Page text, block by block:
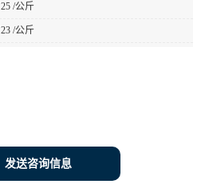
25 /公斤
23 /公斤
发送咨询信息